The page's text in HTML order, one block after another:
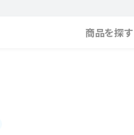
商品を探す